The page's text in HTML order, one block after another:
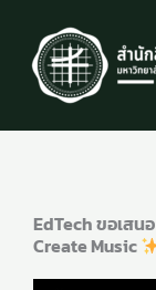
content
EdTech ขอเสนอ
Create Music